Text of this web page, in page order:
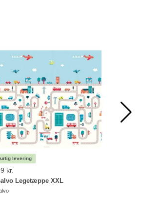
kr.
Legetæppe XXL